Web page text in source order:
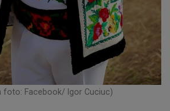
foto: Facebook/ Igor Cuciuc)